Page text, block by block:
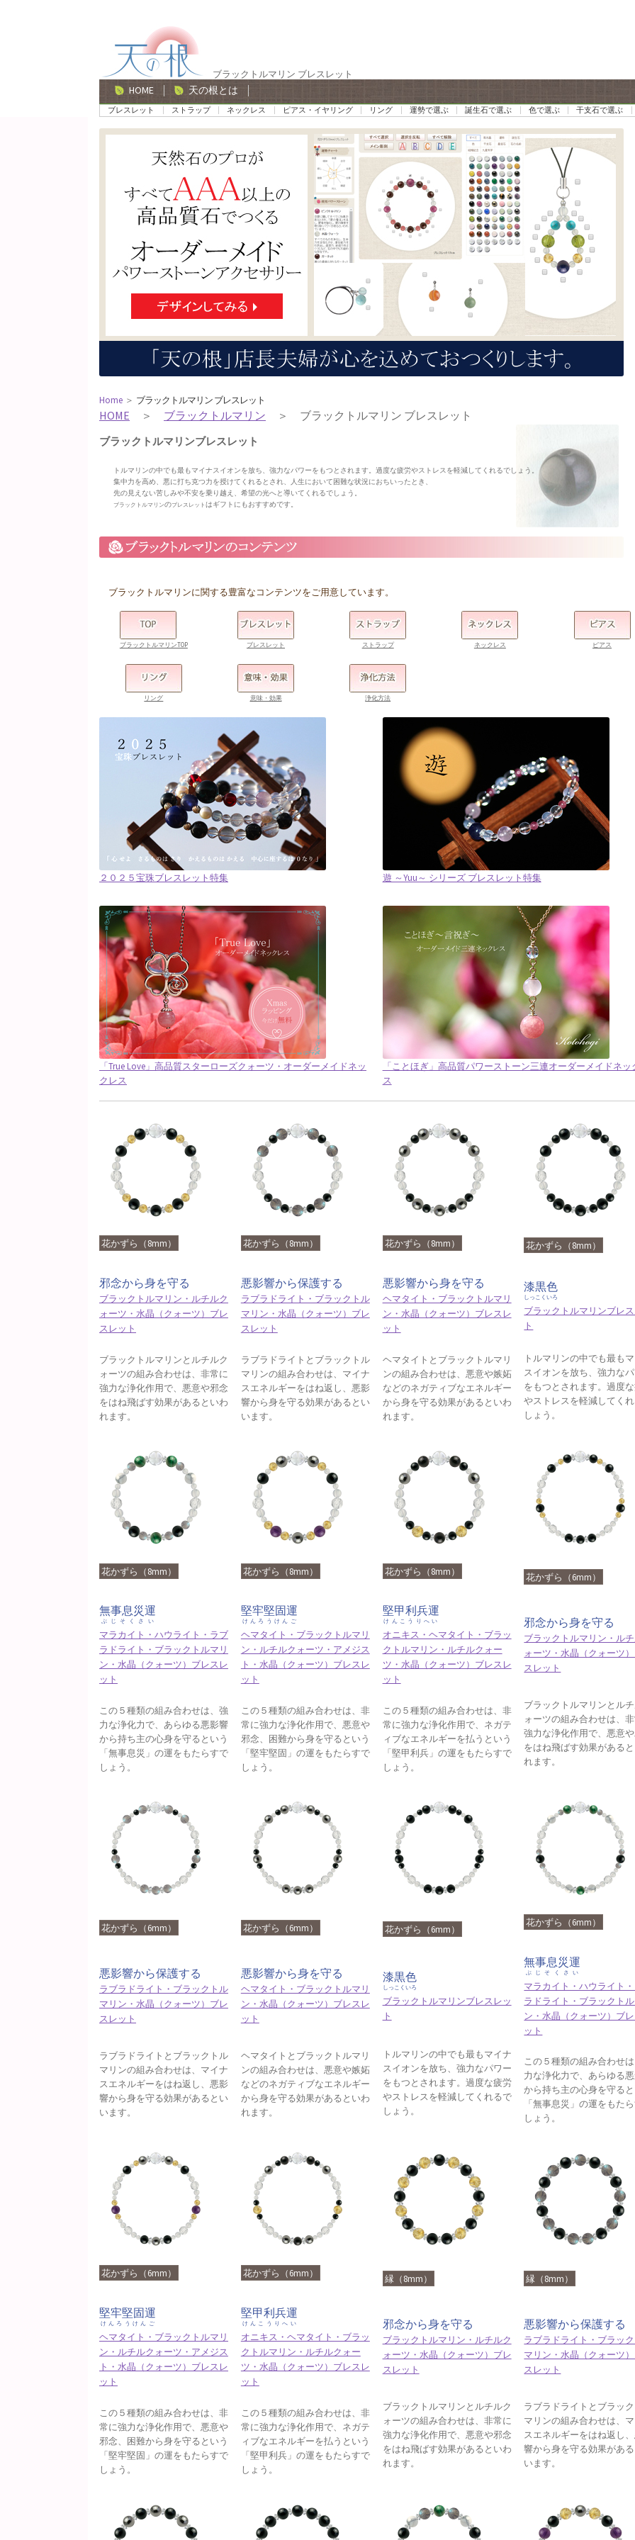
ー
シ
ョ
ン
ン
ツ
へ
ス
ブラックトルマリン ブレスレット
HOME 天の根とは
ブレスレット ストラップ ネックレス ピアス・イヤリング リング 運勢で選ぶ 誕生石で選ぶ 色で選ぶ 干支石で選ぶ
Home ＞ ブラックトルマリン ブレスレット
HOME ＞ ブラックトルマリン ＞ ブラックトルマリン ブレスレット
ブラックトルマリンブレスレット
トルマリンの中でも最もマイナスイオンを放ち、強力なパワーをもつとされます。過度な疲労やストレスを軽減してくれるでしょう。
集中力を高め、悪に打ち克つ力を授けてくれるとされ、人生において困難な状況におちいったとき、
先の見えない苦しみや不安を乗り越え、希望の光へと導いてくれるでしょう。
ブラックトルマリンのブレスレットはギフトにもおすすめです。
ブラックトルマリンに関する豊富なコンテンツをご用意しています。
ブラックトルマリンTOP ブレスレット ストラップ ネックレス ピアス
リング 意味・効果 浄化方法
２０２５宝珠ブレスレット特集 遊 ～Yuu～ シリーズ ブレスレット特集
「True Love」高品質スターローズクォーツ・オーダーメイドネッ
クレス
「ことほぎ」高品質パワーストーン三連オーダーメイドネッ
ス
花かずら（8mm）
邪念から身を守る
ブラックトルマリン・ルチルク
ォーツ・水晶（クォーツ）ブレ
スレット
ブラックトルマリンとルチルク
ォーツの組み合わせは、非常に
強力な浄化作用で、悪意や邪念
をはね飛ばす効果があるといわ
れます。
花かずら（8mm）
悪影響から保護する
ラブラドライト・ブラックトル
マリン・水晶（クォーツ）ブレ
スレット
ラブラドライトとブラックトル
マリンの組み合わせは、マイナ
スエネルギーをはね返し、悪影
響から身を守る効果があるとい
います。
花かずら（8mm）
悪影響から身を守る
ヘマタイト・ブラックトルマリ
ン・水晶（クォーツ）ブレスレ
ット
ヘマタイトとブラックトルマリ
ンの組み合わせは、悪意や嫉妬
などのネガティブなエネルギー
から身を守る効果があるといわ
れます。
花かずら（8mm）
漆黒色
しっこくいろ
ブラックトルマリンブレ
ト
トルマリンの中でも最も
スイオンを放ち、強力な
をもつとされます。過度
やストレスを軽減してく
しょう。
花かずら（8mm）
無事息災運
ぶじそくさい
マラカイト・ハウライト・ラブ
ラドライト・ブラックトルマリ
ン・水晶（クォーツ）ブレスレ
ット
この５種類の組み合わせは、強
力な浄化力で、あらゆる悪影響
から持ち主の心身を守るという
「無事息災」の運をもたらすで
しょう。
花かずら（8mm）
堅牢堅固運
けんろうけんご
ヘマタイト・ブラックトルマリ
ン・ルチルクォーツ・アメジス
ト・水晶（クォーツ）ブレスレ
ット
この５種類の組み合わせは、非
常に強力な浄化作用で、悪意や
邪念、困難から身を守るという
「堅牢堅固」の運をもたらすで
しょう。
花かずら（8mm）
堅甲利兵運
けんこうりへい
オニキス・ヘマタイト・ブラッ
クトルマリン・ルチルクォー
ツ・水晶（クォーツ）ブレスレ
ット
この５種類の組み合わせは、非
常に強力な浄化作用で、ネガテ
ィブなエネルギーを払うという
「堅甲利兵」の運をもたらすで
しょう。
花かずら（6mm）
邪念から身を守る
ブラックトルマリン・ル
ォーツ・水晶（クォーツ
スレット
ブラックトルマリンとル
ォーツの組み合わせは、
強力な浄化作用で、悪意
をはね飛ばす効果がある
れます。
花かずら（6mm）
悪影響から保護する
ラブラドライト・ブラックトル
マリン・水晶（クォーツ）ブレ
スレット
ラブラドライトとブラックトル
マリンの組み合わせは、マイナ
スエネルギーをはね返し、悪影
響から身を守る効果があるとい
います。
花かずら（6mm）
悪影響から身を守る
ヘマタイト・ブラックトルマリ
ン・水晶（クォーツ）ブレスレ
ット
ヘマタイトとブラックトルマリ
ンの組み合わせは、悪意や嫉妬
などのネガティブなエネルギー
から身を守る効果があるといわ
れます。
花かずら（6mm）
漆黒色
しっこくいろ
ブラックトルマリンブレスレッ
ト
トルマリンの中でも最もマイナ
スイオンを放ち、強力なパワー
をもつとされます。過度な疲労
やストレスを軽減してくれるで
しょう。
花かずら（6mm）
無事息災運
ぶじそくさい
マラカイト・ハウライト
ラドライト・ブラックト
ン・水晶（クォーツ）ブ
ット
この５種類の組み合わせ
力な浄化力で、あらゆる
から持ち主の心身を守る
「無事息災」の運をもた
しょう。
花かずら（6mm）
堅牢堅固運
けんろうけんご
ヘマタイト・ブラックトルマリ
ン・ルチルクォーツ・アメジス
ト・水晶（クォーツ）ブレスレ
ット
この５種類の組み合わせは、非
常に強力な浄化作用で、悪意や
邪念、困難から身を守るという
「堅牢堅固」の運をもたらすで
しょう。
花かずら（6mm）
堅甲利兵運
けんこうりへい
オニキス・ヘマタイト・ブラッ
クトルマリン・ルチルクォー
ツ・水晶（クォーツ）ブレスレ
ット
この５種類の組み合わせは、非
常に強力な浄化作用で、ネガテ
ィブなエネルギーを払うという
「堅甲利兵」の運をもたらすで
しょう。
縁（8mm）
邪念から身を守る
ブラックトルマリン・ルチルク
ォーツ・水晶（クォーツ）ブレ
スレット
ブラックトルマリンとルチルク
ォーツの組み合わせは、非常に
強力な浄化作用で、悪意や邪念
をはね飛ばす効果があるといわ
れます。
縁（8mm）
悪影響から保護する
ラブラドライト・ブラッ
マリン・水晶（クォーツ
スレット
ラブラドライトとブラッ
マリンの組み合わせは、
スエネルギーをはね返し
響から身を守る効果があ
います。